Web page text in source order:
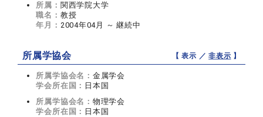
所属： 関西学院大学
職名： 教授
年月： 2004年04月 ～ 継続中
所属学協会 【 表示 ／非表示 】
所属学協会名： 金属学会
学会所在国： 日本国
所属学協会名： 物理学会
学会所在国： 日本国